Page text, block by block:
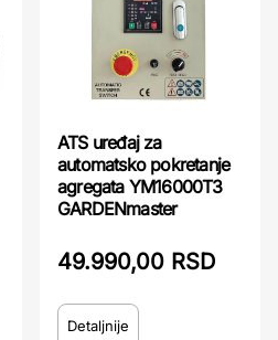
ATS uređaj za
automatsko pokretanje
agregata YM16000T3
GARDENmaster
49.990,00 RSD
Detaljnije